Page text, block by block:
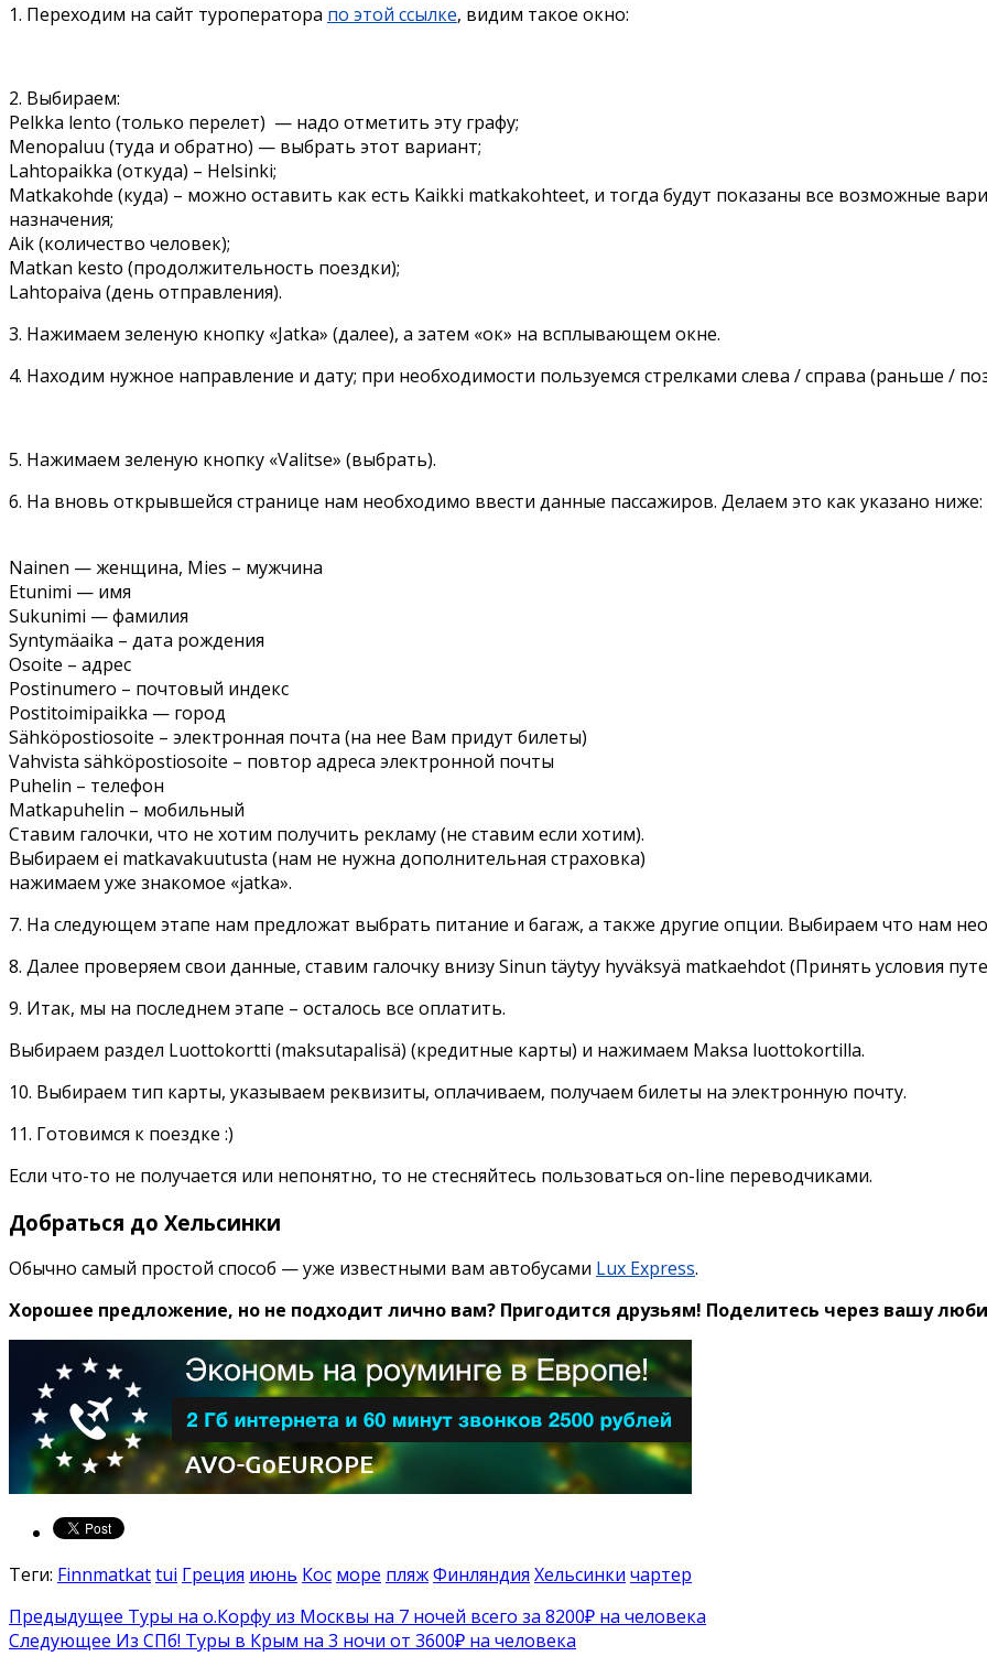
1. Переходим на сайт туроператора по этой ссылке, видим такое окно:
2. Выбираем:
Pelkka lento (только перелет) — надо отметить эту графу;
Menopaluu (туда и обратно) — выбрать этот вариант;
Lahtopaikka (откуда) – Helsinki;
Matkakohde (куда) – можно оставить как есть Kaikki matkakohteet, и тогда будут показаны все возможные
назначения;
Aik (количество человек);
Matkan kesto (продолжительность поездки);
Lahtopaiva (день отправления).
3. Нажимаем зеленую кнопку «Jatka» (далее), а затем «ок» на всплывающем окне.
4. Находим нужное направление и дату; при необходимости пользуемся стрелками слева / справа (раньше /
5. Нажимаем зеленую кнопку «Valitse» (выбрать).
6. На вновь открывшейся странице нам необходимо ввести данные пассажиров. Делаем это как указано ниже:
Nainen — женщина, Mies – мужчина
Etunimi — имя
Sukunimi — фамилия
Syntymäaika – дата рождения
Osoite – адрес
Postinumero – почтовый индекс
Postitoimipaikka — город
Sähköpostiosoite – электронная почта (на нее Вам придут билеты)
Vahvista sähköpostiosoite – повтор адреса электронной почты
Puhelin – телефон
Matkapuhelin – мобильный
Ставим галочки, что не хотим получить рекламу (не ставим если хотим).
Выбираем ei matkavakuutusta (нам не нужна дополнительная страховка)
нажимаем уже знакомое «jatka».
7. На следующем этапе нам предложат выбрать питание и багаж, а также другие опции. Выбираем что нам
8. Далее проверяем свои данные, ставим галочку внизу Sinun täytyy hyväksyä matkaehdot (Принять условия
9. Итак, мы на последнем этапе – осталось все оплатить.
Выбираем раздел Luottokortti (maksutapalisä) (кредитные карты) и нажимаем Maksa luottokortilla.
10. Выбираем тип карты, указываем реквизиты, оплачиваем, получаем билеты на электронную почту.
11. Готовимся к поездке :)
Если что-то не получается или непонятно, то не стесняйтесь пользоваться on-line переводчиками.
Добраться до Хельсинки
Обычно самый простой способ — уже известными вам автобусами Lux Express.
Хорошее предложение, но не подходит лично вам? Пригодится друзьям! Поделитесь через вашу
Теги: Finnmatkattui Греция июнь Кос море пляжФинляндия Хельсинки чартер
Предыдущее Туры на о.Корфу из Москвы на 7 ночей всего за 8200₽ на человека
Следующее Из СПб! Туры в Крым на 3 ночи от 3600₽ на человека